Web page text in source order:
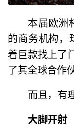
本届欧洲
的商务机构，
着巨款找上了
了其全球合作
而且，有
大脚开射